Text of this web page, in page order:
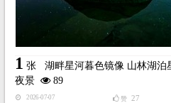
1 张 湖畔星河暮色镜像 山林湖泊
夜景
89
2026-07-07 赞 27